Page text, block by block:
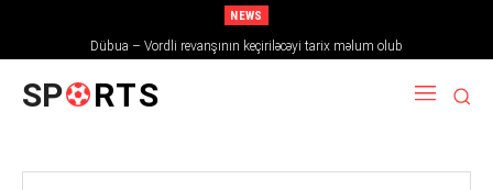
NEWS
Dübua – Vordli revanşının keçiriləcəyi tarix məlum olub
SP RTS